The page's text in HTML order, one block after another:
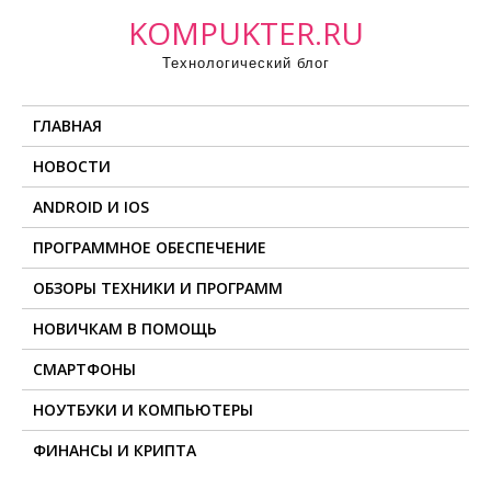
KOMPUKTER.RU
Технологический блог
ГЛАВНАЯ
НОВОСТИ
ANDROID И IOS
ПРОГРАММНОЕ ОБЕСПЕЧЕНИЕ
ОБЗОРЫ ТЕХНИКИ И ПРОГРАММ
НОВИЧКАМ В ПОМОЩЬ
СМАРТФОНЫ
НОУТБУКИ И КОМПЬЮТЕРЫ
ФИНАНСЫ И КРИПТА